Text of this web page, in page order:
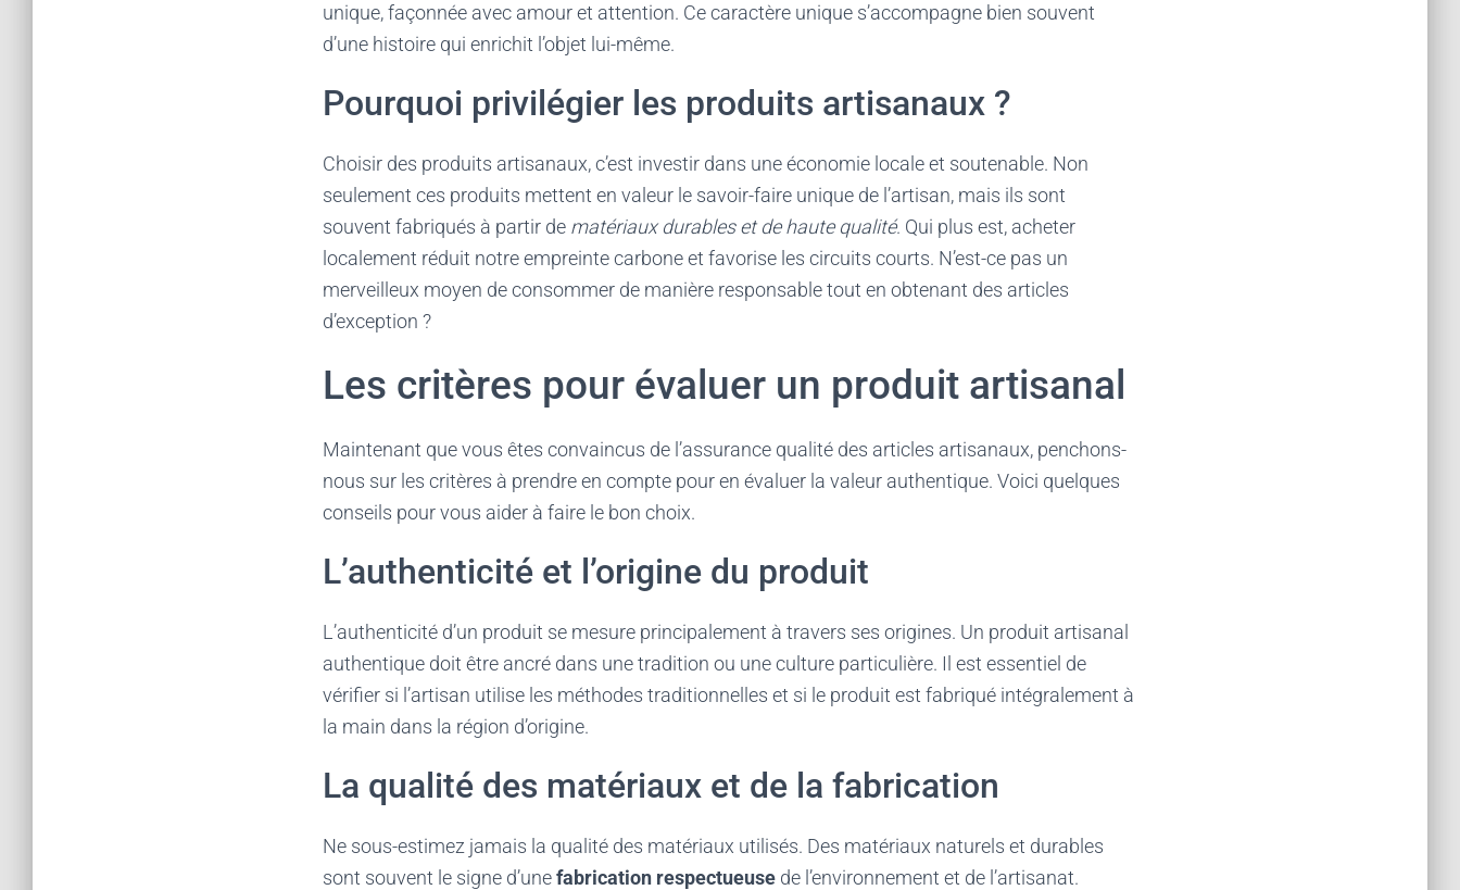
unique, façonnée avec amour et attention. Ce caractère unique s’accompagne bien souvent
d’une histoire qui enrichit l’objet lui-même.
Pourquoi privilégier les produits artisanaux ?
Choisir des produits artisanaux, c’est investir dans une économie locale et soutenable. Non
seulement ces produits mettent en valeur le savoir-faire unique de l’artisan, mais ils sont
souvent fabriqués à partir de matériaux durables et de haute qualité. Qui plus est, acheter
localement réduit notre empreinte carbone et favorise les circuits courts. N’est-ce pas un
merveilleux moyen de consommer de manière responsable tout en obtenant des articles
d’exception ?
Les critères pour évaluer un produit artisanal
Maintenant que vous êtes convaincus de l’assurance qualité des articles artisanaux, penchons-
nous sur les critères à prendre en compte pour en évaluer la valeur authentique. Voici quelques
conseils pour vous aider à faire le bon choix.
L’authenticité et l’origine du produit
L’authenticité d’un produit se mesure principalement à travers ses origines. Un produit artisanal
authentique doit être ancré dans une tradition ou une culture particulière. Il est essentiel de
vérifier si l’artisan utilise les méthodes traditionnelles et si le produit est fabriqué intégralement à
la main dans la région d’origine.
La qualité des matériaux et de la fabrication
Ne sous-estimez jamais la qualité des matériaux utilisés. Des matériaux naturels et durables
sont souvent le signe d’unefabrication respectueuse de l’environnement et de l’artisanat.